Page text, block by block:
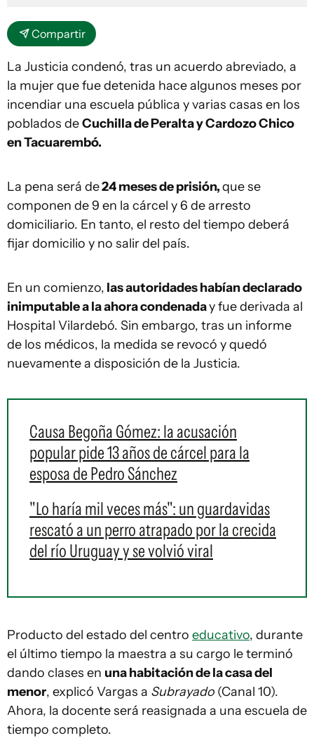
Compartir
La Justicia condenó, tras un acuerdo abreviado, a
la mujer que fue detenida hace algunos meses por
incendiar una escuela pública y varias casas en los
poblados deCuchilla de Peralta y Cardozo Chico
en Tacuarembó.
La pena será de24 meses de prisión,que se
componen de 9 en la cárcel y 6 de arresto
domiciliario. En tanto, el resto del tiempo deberá
fijar domicilio y no salir del país.
En un comienzo, las autoridades habían declarado
inimputable a la ahora condenaday fue derivada al
Hospital Vilardebó. Sin embargo, tras un informe
de los médicos, la medida se revocó y quedó
nuevamente a disposición de la Justicia.
Causa Begoña Gómez: la acusación
popular pide 13 años de cárcel para la
esposa de Pedro Sánchez
"Lo haría mil veces más": un guardavidas
rescató a un perro atrapado por la crecida
del río Uruguay y se volvió viral
Producto del estado del centro educativo, durante
el último tiempo la maestra a su cargo le terminó
dando clases en una habitación de la casa del
menor, explicó Vargas a Subrayado (Canal 10).
Ahora, la docente será reasignada a una escuela de
tiempo completo.